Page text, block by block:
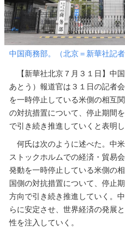
中国商務部。（北京＝新華社記者
【新華社北京７月３１日】中国
あとう）報道官は３１日の記者
を一時停止している米側の相互
の対抗措置について、停止期間
で引き続き推進していくと表明し
何氏は次のように述べた。中米
ストックホルムでの経済・貿易
発動を一時停止している米側の
国側の対抗措置について、停止
方向で引き続き推進していく。
らに安定させ、世界経済の発展
性を注入していく。